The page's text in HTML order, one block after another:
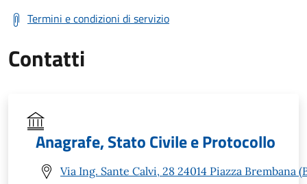
Termini e condizioni di servizio
Contatti
Anagrafe, Stato Civile e Protocollo
Via Ing. Sante Calvi, 28 24014 Piazza Brembana